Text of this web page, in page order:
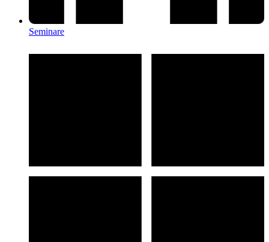
Seminare